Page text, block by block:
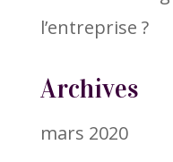
l’entreprise ?
Archives
mars 2020